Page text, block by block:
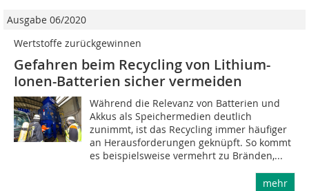
Ausgabe 06/2020
Wertstoffe zurückgewinnen
Gefahren beim Recycling von Lithium-
Ionen-Batterien sicher vermeiden
Während die Relevanz von Batterien und
Akkus als Speichermedien deutlich
zunimmt, ist das Recycling immer häufiger
an Herausforderungen geknüpft. So kommt
es beispielsweise vermehrt zu Bränden,...
mehr